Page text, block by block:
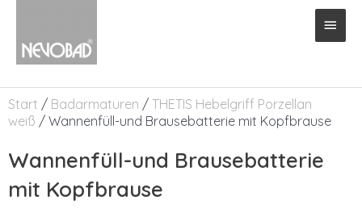
Start / Badarmaturen / THETIS Hebelgriff Porzellan
weiß / Wannenfüll-und Brausebatterie mit Kopfbrause
Wannenfüll-und Brausebatterie
mit Kopfbrause